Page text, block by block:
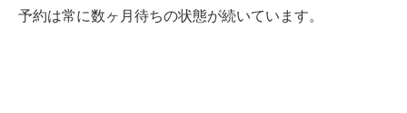
予約は常に数ヶ月待ちの状態が続いています。